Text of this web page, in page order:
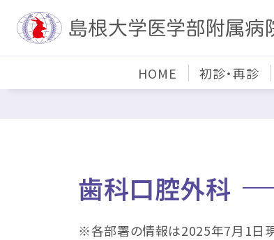
HOME 初診・再診
歯科口腔外科
※各部署の情報は2025年7月1日現